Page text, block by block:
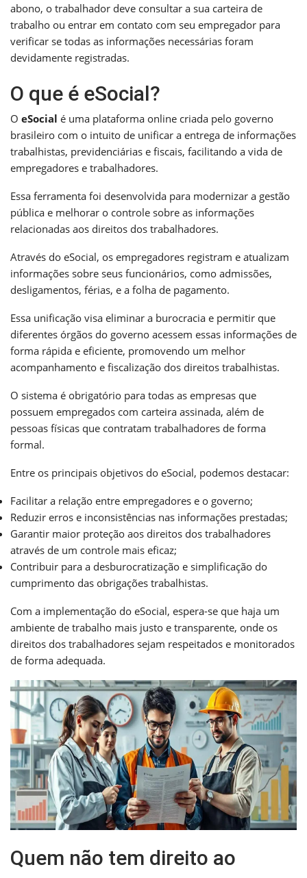
abono, o trabalhador deve consultar a sua carteira de
trabalho ou entrar em contato com seu empregador para
verificar se todas as informações necessárias foram
devidamente registradas.
O que é eSocial?
O eSocial é uma plataforma online criada pelo governo
brasileiro com o intuito de unificar a entrega de informações
trabalhistas, previdenciárias e fiscais, facilitando a vida de
empregadores e trabalhadores.
Essa ferramenta foi desenvolvida para modernizar a gestão
pública e melhorar o controle sobre as informações
relacionadas aos direitos dos trabalhadores.
Através do eSocial, os empregadores registram e atualizam
informações sobre seus funcionários, como admissões,
desligamentos, férias, e a folha de pagamento.
Essa unificação visa eliminar a burocracia e permitir que
diferentes órgãos do governo acessem essas informações de
forma rápida e eficiente, promovendo um melhor
acompanhamento e fiscalização dos direitos trabalhistas.
O sistema é obrigatório para todas as empresas que
possuem empregados com carteira assinada, além de
pessoas físicas que contratam trabalhadores de forma
formal.
Entre os principais objetivos do eSocial, podemos destacar:
Facilitar a relação entre empregadores e o governo;
Reduzir erros e inconsistências nas informações prestadas;
Garantir maior proteção aos direitos dos trabalhadores
através de um controle mais eficaz;
Contribuir para a desburocratização e simplificação do
cumprimento das obrigações trabalhistas.
Com a implementação do eSocial, espera-se que haja um
ambiente de trabalho mais justo e transparente, onde os
direitos dos trabalhadores sejam respeitados e monitorados
de forma adequada.
Quem não tem direito ao